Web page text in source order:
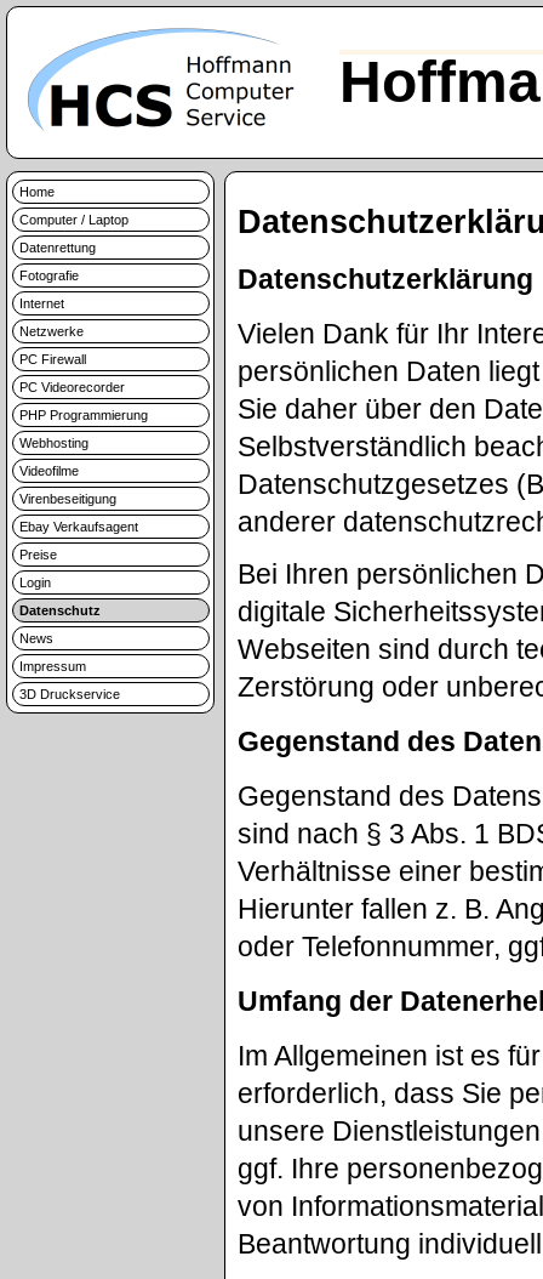
Home
Computer / Laptop
Datenrettung
Fotografie
Internet
Netzwerke
PC Firewall
PC Videorecorder
PHP Programmierung
Webhosting
Videofilme
Virenbeseitigung
Ebay Verkaufsagent
Preise
Login
Datenschutz
News
Impressum
3D Druckservice
Datenschutzerklärung
Vielen Dank für Ihr
persönlichen Daten
Sie daher über den
Selbstverständlich
Datenschutzgesetzes
anderer
Bei Ihren persönlichen
digitale
Webseiten sind durch
Zerstörung oder
Gegenstand des
Gegenstand des
sind nach § 3 Abs. 1
Verhältnisse einer
Hierunter fallen z. B.
oder Telefonnummer,
Umfang der
Im Allgemeinen ist es
erforderlich, dass Sie
unsere
ggf. Ihre
von
Beantwortung